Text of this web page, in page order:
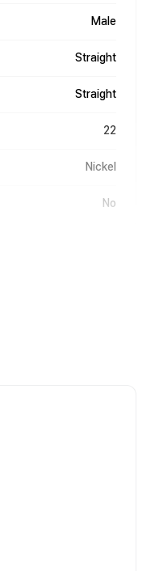
Male
Straight
Straight
22
Nickel
No